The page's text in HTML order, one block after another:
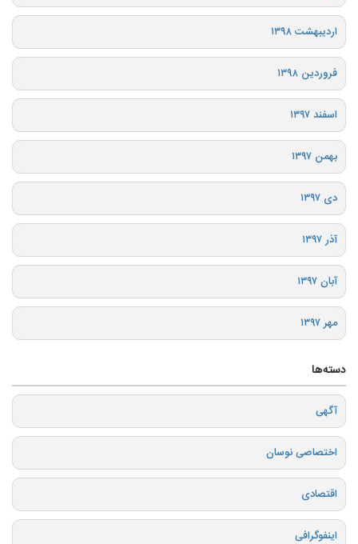
اردیبهشت ۱۳۹۸
فروردین ۱۳۹۸
اسفند ۱۳۹۷
بهمن ۱۳۹۷
دی ۱۳۹۷
آذر ۱۳۹۷
آبان ۱۳۹۷
مهر ۱۳۹۷
دسته‌ها
آگهی
اختصاصی نوسان
اقتصادی
اینفوگرافی